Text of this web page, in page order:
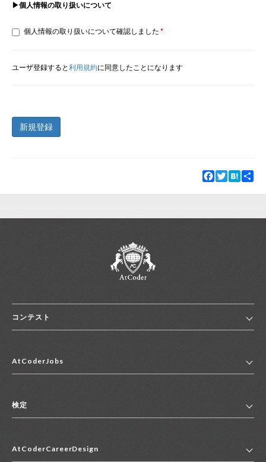
▶個人情報の取り扱いについて
個人情報の取り扱いについて確認しました
ユーザ登録すると利用規約に同意したことになります
新規登録
Facebook
TwitterHatena
コンテスト
コンテスト一覧
便利リンク集
AtCoderJobs
2027年新卒採用求人一覧
中途採用求人一覧
検定
マイページ
AtCoderCareerDesign